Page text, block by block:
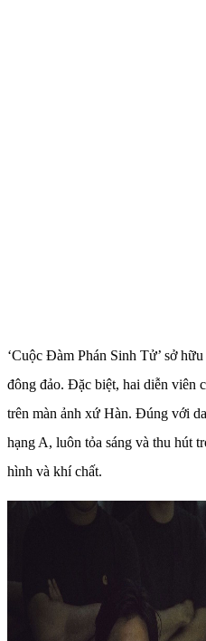
‘Cuộc Đàm Phán Sinh Tử’ sở
đông đảo. Đặc biệt, hai diễn viên
trên màn ảnh xứ Hàn. Đúng với
hạng A, luôn tỏa sáng và thu hút
hình và khí chất.